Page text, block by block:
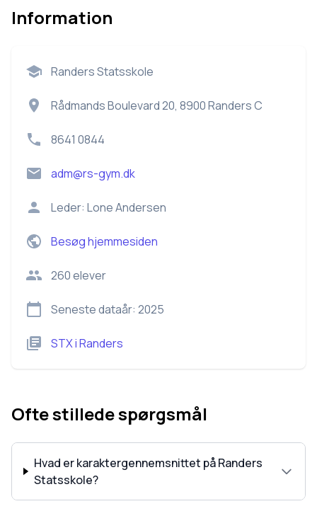
Information
Randers Statsskole
Rådmands Boulevard 20, 8900 Randers C
8641 0844
adm@rs-gym.dk
Leder: Lone Andersen
Besøg hjemmesiden
260elever
Seneste dataår: 2025
STXiRanders
Ofte stillede spørgsmål
Hvad er karaktergennemsnittet på Randers
Statsskole?